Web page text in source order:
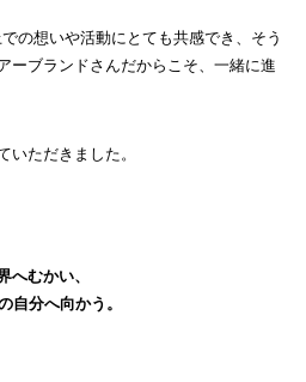
の想いや活動にとても共感でき、そう
ーブランドさんだからこそ、一緒に進
いただきました。
へむかい、
自分へ向かう。